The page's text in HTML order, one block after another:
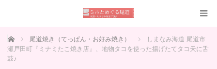
ホーム 尾道焼き（てっぱん・お好み焼き）
しまなみ海道 尾道市
瀬戸田町『ミナミたこ焼き店』、地物タコを使った揚げたてタコ天に舌
鼓♪